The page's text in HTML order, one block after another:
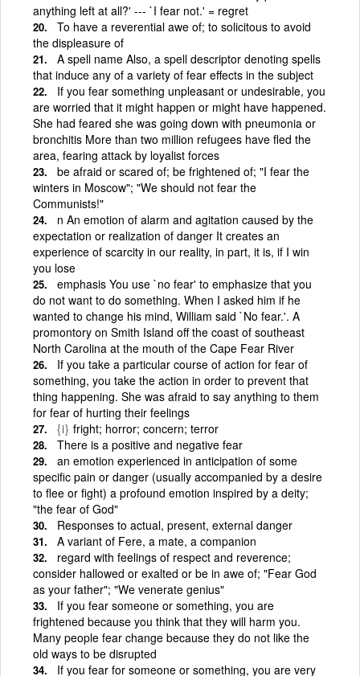
anything left at all?' --- `I fear not.' = regret
To have a reverential awe of; to solicitous to avoid
the displeasure of
A spell name Also, a spell descriptor denoting spells
that induce any of a variety of fear effects in the subject
If you fear something unpleasant or undesirable, you
are worried that it might happen or might have happened.
She had feared she was going down with pneumonia or
bronchitis More than two million refugees have fled the
area, fearing attack by loyalist forces
be afraid or scared of; be frightened of; "I fear the
winters in Moscow"; "We should not fear the
Communists!"
n An emotion of alarm and agitation caused by the
expectation or realization of danger It creates an
experience of scarcity in our reality, in part, it is, if I win
you lose
emphasis You use `no fear' to emphasize that you
do not want to do something. When I asked him if he
wanted to change his mind, William said `No fear.'. A
promontory on Smith Island off the coast of southeast
North Carolina at the mouth of the Cape Fear River
If you take a particular course of action for fear of
something, you take the action in order to prevent that
thing happening. She was afraid to say anything to them
for fear of hurting their feelings
{i} fright; horror; concern; terror
There is a positive and negative fear
an emotion experienced in anticipation of some
specific pain or danger (usually accompanied by a desire
to flee or fight) a profound emotion inspired by a deity;
"the fear of God"
Responses to actual, present, external danger
A variant of Fere, a mate, a companion
regard with feelings of respect and reverence;
consider hallowed or exalted or be in awe of; "Fear God
as your father"; "We venerate genius"
If you fear someone or something, you are
frightened because you think that they will harm you.
Many people fear change because they do not like the
old ways to be disrupted
If you fear for someone or something, you are very